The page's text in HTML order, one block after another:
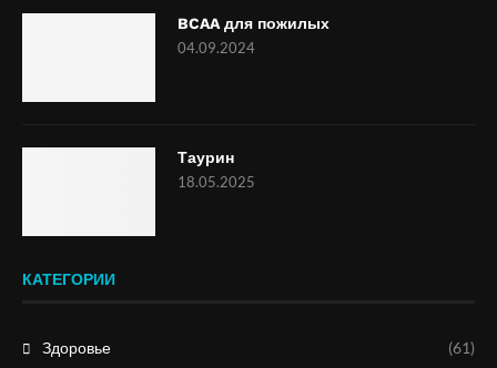
BCAA для пожилых
04.09.2024
Таурин
18.05.2025
КАТЕГОРИИ
Здоровье (61)